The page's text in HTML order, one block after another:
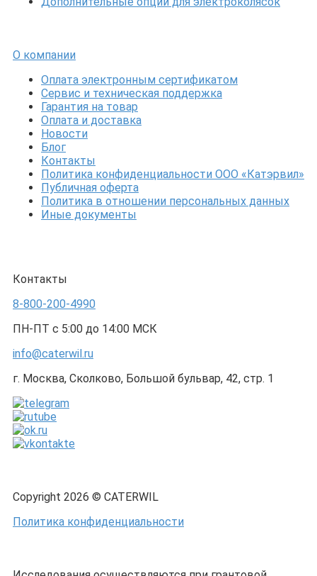
О компании
Оплата электронным сертификатом
Сервис и техническая поддержка
Гарантия на товар
Оплата и доставка
Новости
Блог
Контакты
Политика конфиденциальности ООО «Катэрвил»
Публичная оферта
Политика в отношении персональных данных
Иные документы
Контакты
8-800-200-4990
ПН-ПТ с 5:00 до 14:00 МСК
info@caterwil.ru
г. Москва, Сколково, Большой бульвар, 42, стр. 1
Copyright 2026 © CATERWIL
Политика конфиденциальности